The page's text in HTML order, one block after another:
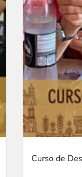
Curso de